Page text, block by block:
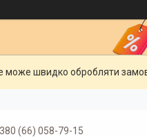
може швидко обробляти
(66) 058-79-15